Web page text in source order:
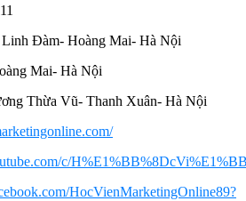
Đàm- Hoàng Mai- Hà Nội
Mai- Hà Nội
Thừa Vũ- Thanh Xuân- Hà Nội
c/
HocVienMarketingOnline89?